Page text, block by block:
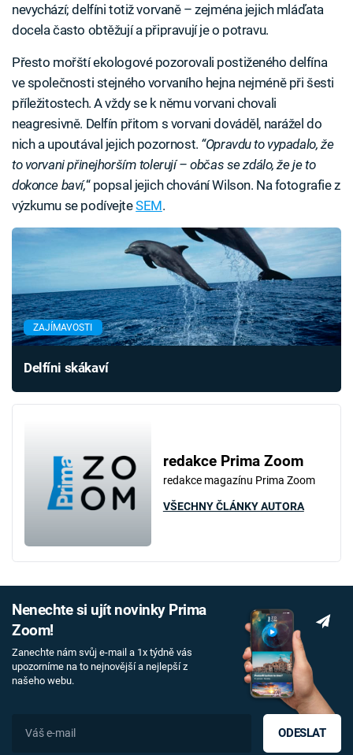
nevychází; delfíni totiž vorvaně – zejména jejich mláďata
docela často obtěžují a připravují je o potravu.
Přesto mořští ekologové pozorovali postiženého delfína
ve společnosti stejného vorvaního hejna nejméně při šesti
příležitostech. A vždy se k němu vorvani chovali
neagresivně. Delfín přitom s vorvani dováděl, narážel do
nich a upoutával jejich pozornost. “Opravdu to vypadalo, že
to vorvani přinejhorším tolerují – občas se zdálo, že je to
dokonce baví,“ popsal jejich chování Wilson. Na fotografie z
výzkumu se podívejteSEM.
ZAJÍMAVOSTI
Delfíni skákaví
redakce Prima Zoom
redakce magazínu Prima Zoom
VŠECHNY ČLÁNKY AUTORA
Nenechte si ujít novinky Prima
Zoom!
Zanechte nám svůj e-mail a 1x týdně vás
upozorníme na to nejnovější a nejlepší z
našeho webu.
ODESLAT